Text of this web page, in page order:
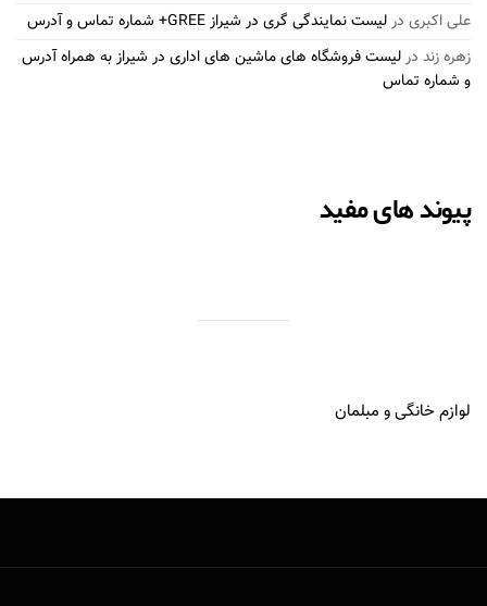
علی اکبری درلیست نمایندگی گری در شیراز GREE+ شماره تماس و آدرس
زهره زند درلیست فروشگاه های ماشین های اداری در شیراز به همراه آدرس
و شماره تماس
پیوند های مفید
لوازم خانگی و مبلمان